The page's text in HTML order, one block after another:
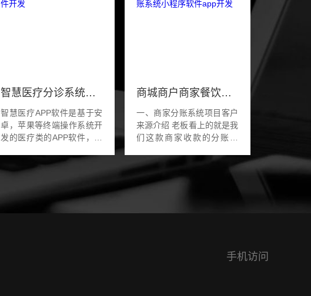
智慧医疗分诊系统APP软件开发
智慧医疗APP软件是基于安
卓，苹果等终端操作系统开
发的医疗类的APP软件，主
一键下单、信息传输，信息
化管理，在线操作所有医院
商城商户商家餐饮自动分账系统小程序软件app开发
一、商家分账系统项目客户
来源介绍 老板看上的就是我
们这款商家收款的分账功
现收款，每个商家和商户的
账系统软件的...
手机访问